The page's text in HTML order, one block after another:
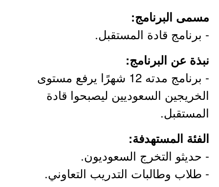
مسمى البرنامج:
- برنامج قادة المستقبل.
نبذة عن البرنامج:
- برنامج مدته 12 شهرًا يرفع مستوى
الخريجين السعوديين ليصبحوا قادة
المستقبل.
الفئة المستهدفة:
- حديثو التخرج السعوديون.
- طلاب وطالبات التدريب التعاوني.